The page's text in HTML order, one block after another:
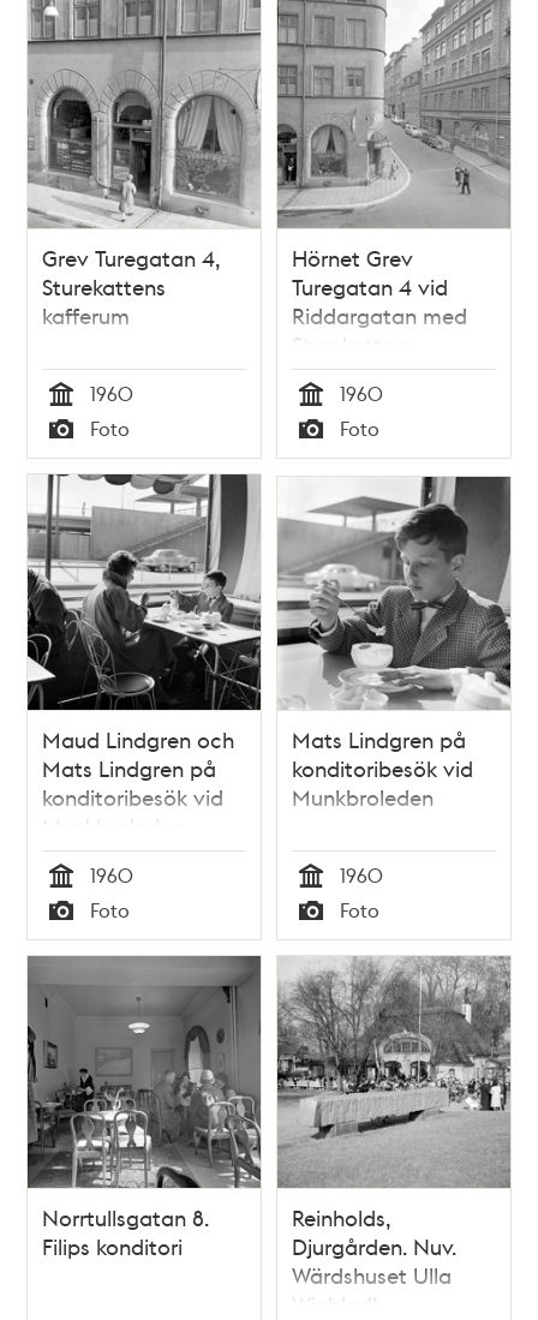
Grev Turegatan 4,
Sturekattens
kafferum
Tid
1960
Typ
Foto
Hörnet Grev
Turegatan 4 vid
Riddargatan med
Sturekattens
kafferum. Kvarteret
Styckjunkaren på
höger sida
Tid
1960
Typ
Foto
Maud Lindgren och
Mats Lindgren på
konditoribesök vid
Munkbroleden
Tid
1960
Typ
Foto
Mats Lindgren på
konditoribesök vid
Munkbroleden
Tid
1960
Typ
Foto
Norrtullsgatan 8.
Filips konditori
Reinholds,
Djurgården. Nuv.
Wärdshuset Ulla
Winbladh